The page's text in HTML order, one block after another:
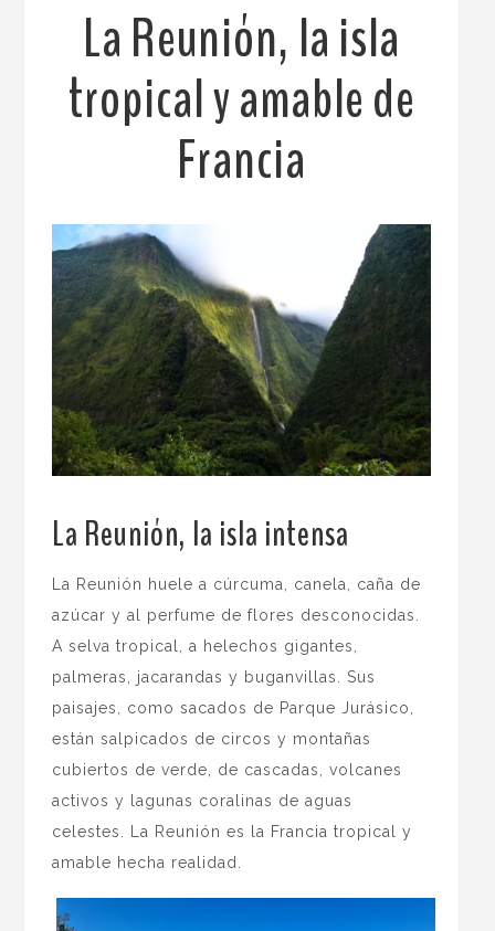
La Reunión, la isla
tropical y amable de
Francia
La Reunión, la isla intensa
La Reunión huele a cúrcuma, canela, caña de
azúcar y al perfume de flores desconocidas.
A selva tropical, a helechos gigantes,
palmeras, jacarandas y buganvillas. Sus
paisajes, como sacados de Parque Jurásico,
están salpicados de circos y montañas
cubiertos de verde, de cascadas, volcanes
activos y lagunas coralinas de aguas
celestes. La Reunión es la Francia tropical y
amable hecha realidad.